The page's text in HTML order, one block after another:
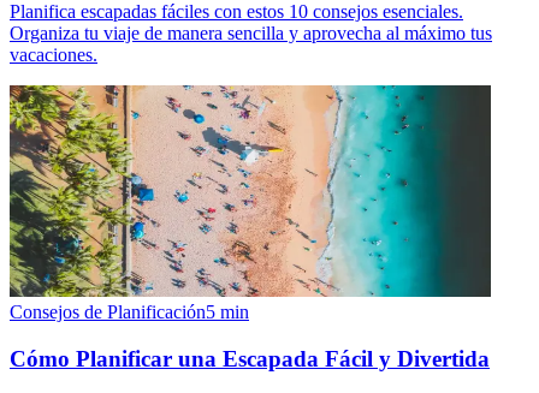
Planifica escapadas fáciles con estos 10 consejos esenciales.
Organiza tu viaje de manera sencilla y aprovecha al máximo tus
vacaciones.
Consejos de Planificación5 min
Cómo Planificar una Escapada Fácil y Divertida